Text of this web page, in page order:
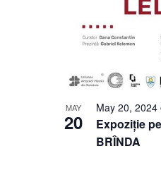
MAY
20
Expoziție
BRÎNDA
May 20, 2024